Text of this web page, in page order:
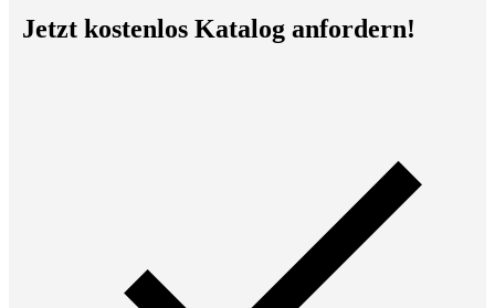
Jetzt kostenlos Katalog anfordern!